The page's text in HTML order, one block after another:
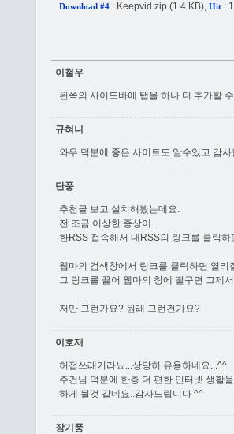
Download #4 : Keepvid.zip (1.4 KB), Hit :
이철우
왼쪽의 사이드바에 탭을 하나 더 추가할
규혀니
와우 덕분에 좋은 사이트도 알수있고 감사
단풍
추천글 보고 설치해봤는데요.
전 조금 이상한 증상이...
한RSS 접속해서 내RSS의 링크를 클릭하
웹마의 검색창에서 링크를 클릭하면 열리
그 링크를 끌어 웹마의 창에 떨구면 그제
저만 그런가요? 원래 그런건가요?
이호재
허접쓰래기라뇨...상당히 유용하네요...^^
주건님 덕분에 한층 더 편한 인터넷 생활을
하게 될것 같네요..감사드립니다 ^^
장기풍